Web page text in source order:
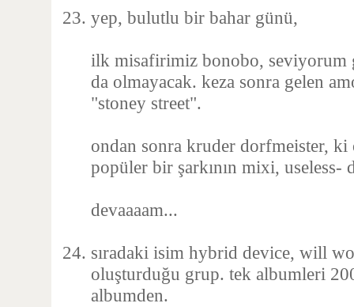
yep, bulutlu bir bahar günü,
ilk misafirimiz bonobo, seviyorum
da olmayacak. keza sonra gelen
"stoney street".
ondan sonra kruder dorfmeister,
popüler bir şarkının mixi, useless-
devaaaam...
sıradaki isim hybrid device, will
oluşturduğu grup. tek albumleri
albumden.